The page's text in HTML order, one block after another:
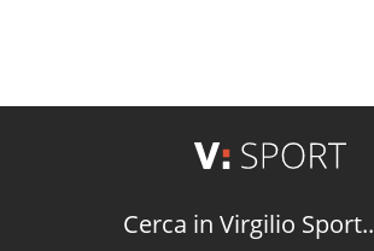
Cerca in Virgilio